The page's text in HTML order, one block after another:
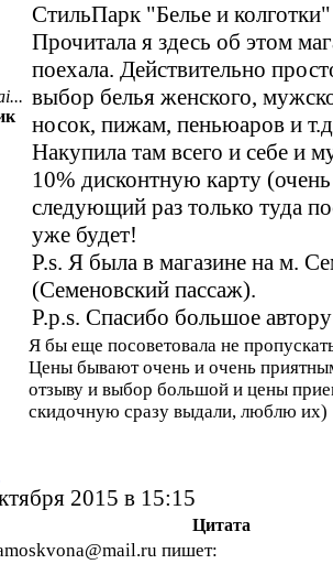
СтильПарк "Белье и колготки"
Прочитала я здесь об этом
поехала. Действительно
выбор белья женского,
носок, пижам, пеньюаров и
Накупила там всего и себе и
10% дисконтную карту
следующий раз только туда
уже будет!
P.s. Я была в магазине на м.
(Семеновский пассаж).
P.p.s. Спасибо большое
Я бы еще посоветовала не
Цены бывают очень и очень
отзыву и выбор большой и цены
скидочную сразу выдали, люблю их)
2015 в 15:15
Цитата
пишет: